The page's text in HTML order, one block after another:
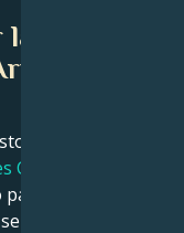
y
desafíos y
Cáncer
ver las
enseñado a